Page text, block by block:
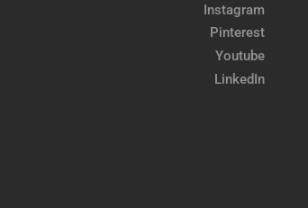
Instagram
Pinterest
Youtube
LinkedIn